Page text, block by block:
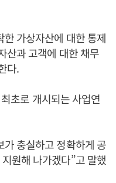
가상자산에 대한 통제
산과 고객에 대한 채무
다.
초로 개시되는 사업연
충실하고 정확하게 공
원해 나가겠다”고 말했